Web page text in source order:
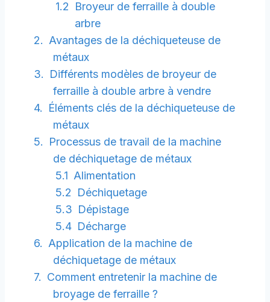
Broyeur de ferraille à double
arbre
Avantages de la déchiqueteuse de
métaux
Différents modèles de broyeur de
ferraille à double arbre à vendre
Éléments clés de la déchiqueteuse de
métaux
Processus de travail de la machine
de déchiquetage de métaux
Alimentation
Déchiquetage
Dépistage
Décharge
Application de la machine de
déchiquetage de métaux
Comment entretenir la machine de
broyage de ferraille ?